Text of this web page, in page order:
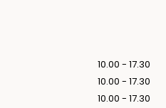
10.00 - 17.30
10.00 - 17.30
10.00 - 17.30